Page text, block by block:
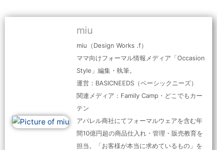
miu
miu（Design Works .f）
ママ向けフォーマル情報メディア「Occasion
Style」編集・執筆。
運営：BASICNEEDS（ベーシックニーズ）
関連メディア：Family Camp・どこでもカー
テン
アパレル商社にてフォーマルウェアを含む年
間10億円超の商品仕入れ・管理・販売教育を
担当。「お客様が本当に求めているもの」を